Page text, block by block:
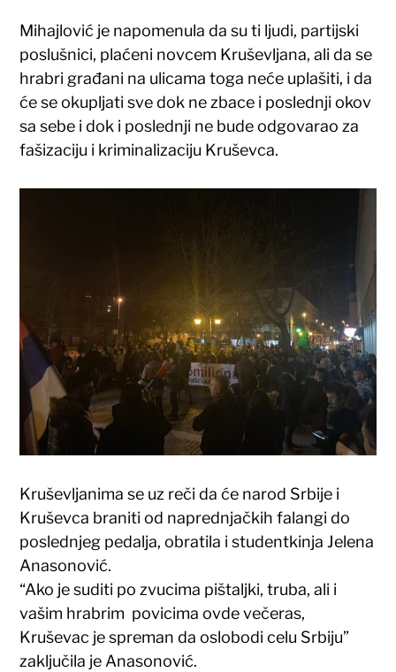
Mihajlović je napomenula da su ti ljudi, partijski
poslušnici, plaćeni novcem Kruševljana, ali da se
hrabri građani na ulicama toga neće uplašiti, i da
će se okupljati sve dok ne zbace i poslednji okov
sa sebe i dok i poslednji ne bude odgovarao za
fašizaciju i kriminalizaciju Kruševca.
Kruševljanima se uz reči da će narod Srbije i
Kruševca braniti od naprednjačkih falangi do
poslednjeg pedalja, obratila i studentkinja Jelena
Anasonović.
“Ako je suditi po zvucima pištaljki, truba, ali i
vašim hrabrim povicima ovde večeras,
Kruševac je spreman da oslobodi celu Srbiju”
zaključila je Anasonović.